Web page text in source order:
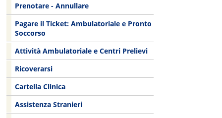
Prenotare - Annullare
Pagare il Ticket: Ambulatoriale e Pronto
Soccorso
Attività Ambulatoriale e Centri Prelievi
Ricoverarsi
Cartella Clinica
Assistenza Stranieri